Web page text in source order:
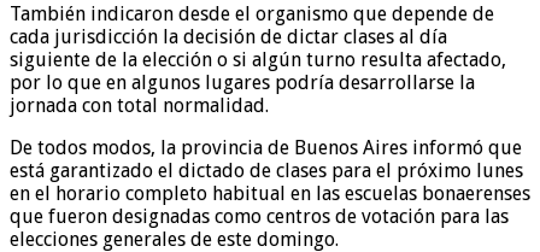
También indicaron desde el organismo que depende de
cada jurisdicción la decisión de dictar clases al día
siguiente de la elección o si algún turno resulta afectado,
por lo que en algunos lugares podría desarrollarse la
jornada con total normalidad.
De todos modos, la provincia de Buenos Aires informó que
está garantizado el dictado de clases para el próximo lunes
en el horario completo habitual en las escuelas bonaerenses
que fueron designadas como centros de votación para las
elecciones generales de este domingo.